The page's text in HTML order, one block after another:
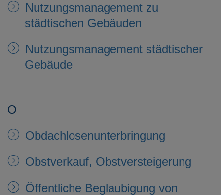
Nutzungsmanagement zu
städtischen Gebäuden
Nutzungsmanagement städtischer
Gebäude
O
Obdachlosenunterbringung
Obstverkauf, Obstversteigerung
Öffentliche Beglaubigung von